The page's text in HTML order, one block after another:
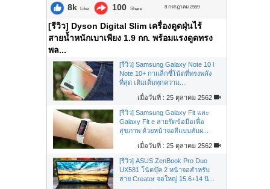
8k Like 100 Share 8 กรกฎาคม 2559
[รีวิว] Dyson Digital Slim เครื่องดูดฝุ่นไร้
สายน้ำหนักเบาเพียง 1.9 กก. พร้อมแรงดูดทรง
พล...
[รีวิว] Samsung Galaxy Note 10 l
Note 10+ กาแล็กซี่โน้ตที่ทรงพลัง
ที่สุด เติมเต็มทุกความ...
เมื่อวันที่ : 25 ตุลาคม 2562
[รีวิว] Samsung Galaxy Fit และ
Galaxy Fit e สายรัดข้อมือเพื่อ
สุขภาพ ด้วยหน้าจอสีแบบสัมผ...
เมื่อวันที่ : 25 ตุลาคม 2562
[รีวิว] ASUS ZenBook Pro Duo
UX581 โน้ตบุ๊ค 2 หน้าจอสำหรับ
สาย Creator จอใหญ่ 15.6+14 นิ...